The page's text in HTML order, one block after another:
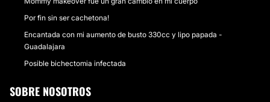
Por fin sin ser cachetona!
Encantada con mi aumento de busto 330cc y lipo papada -
Guadalajara
Posible bichectomia infectada
SOBRE NOSOTROS